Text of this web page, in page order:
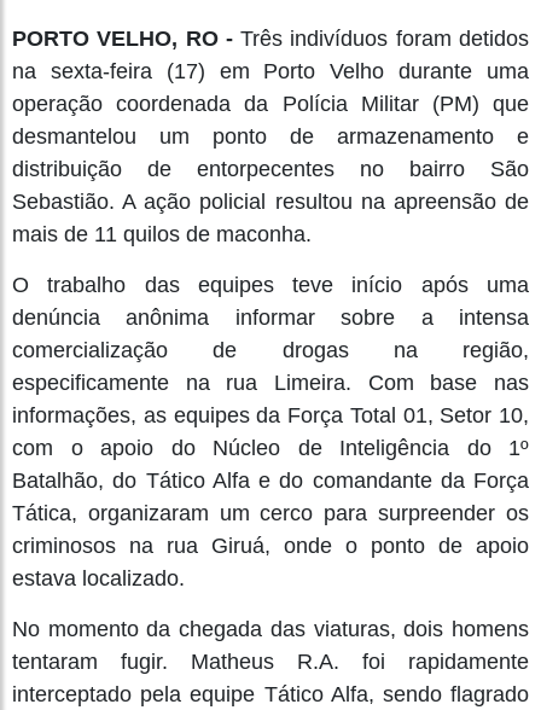
PORTO VELHO, RO -Três indivíduos foram detidos
na sexta-feira (17) em Porto Velho durante uma
operação coordenada da Polícia Militar (PM) que
desmantelou um ponto de armazenamento e
distribuição de entorpecentes no bairro São
Sebastião. A ação policial resultou na apreensão de
mais de 11 quilos de maconha.
O trabalho das equipes teve início após uma
denúncia anônima informar sobre a intensa
comercialização de drogas na região,
especificamente na rua Limeira. Com base nas
informações, as equipes da Força Total 01, Setor 10,
com o apoio do Núcleo de Inteligência do 1º
Batalhão, do Tático Alfa e do comandante da Força
Tática, organizaram um cerco para surpreender os
criminosos na rua Giruá, onde o ponto de apoio
estava localizado.
No momento da chegada das viaturas, dois homens
tentaram fugir. Matheus R.A. foi rapidamente
interceptado pela equipe Tático Alfa, sendo flagrado